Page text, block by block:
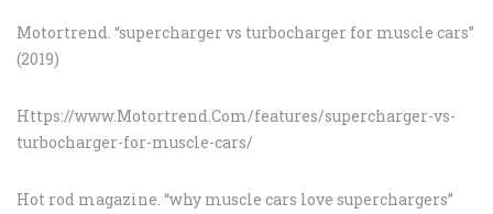
Motortrend. “supercharger vs turbocharger for muscle cars”
(2019)
Https://www.Motortrend.Com/features/supercharger-vs-
turbocharger-for-muscle-cars/
Hot rod magazine. “why muscle cars love superchargers”